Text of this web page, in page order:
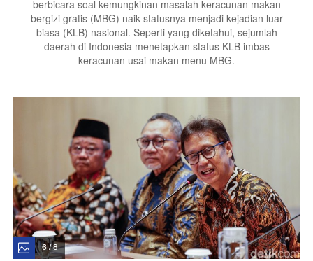
berbicara soal kemungkinan masalah keracunan makan
bergizi gratis (MBG) naik statusnya menjadi kejadian luar
biasa (KLB) nasional. Seperti yang diketahui, sejumlah
daerah di Indonesia menetapkan status KLB imbas
keracunan usai makan menu MBG.
6 / 8